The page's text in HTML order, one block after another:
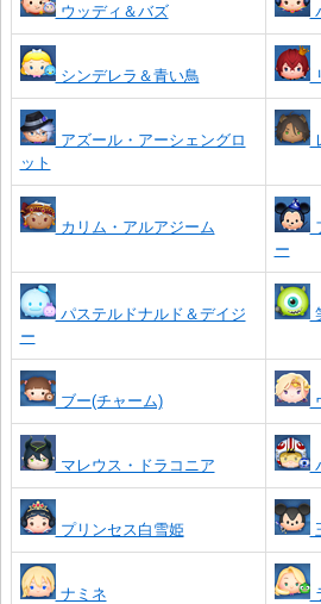
ウッディ＆バズ
シンデレラ＆青い鳥
アズール・アーシェングロ
ット
カリム・アルアジーム
ー
パステルドナルド＆デイジ
ー
ブー(チャーム)
マレウス・ドラコニア
プリンセス白雪姫
ナミネ